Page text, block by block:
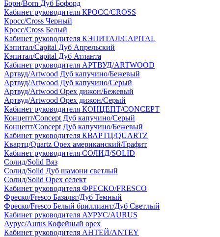
Борн/Born Дуб Бофорд
Кабинет руководителя КРОСС/CROSS
Кросс/Cross Черный
Кросс/Cross Белый
Кабинет руководителя КЭПИТАЛ/CAPITAL
Кэпитал/Capital Дуб Апрельский
Кэпитал/Capital Дуб Атланта
Кабинет руководителя АРТВУД/ARTWOOD
Артвуд/Artwood Дуб капучино/Бежевый
Артвуд/Artwood Дуб капучино/Серый
Артвуд/Artwood Орех дижон/Бежевый
Артвуд/Artwood Орех дижон/Серый
Кабинет руководителя КОНЦЕПТ/CONCEPT
Концепт/Concept Дуб капучино/Серый
Концепт/Concept Дуб капучино/Бежевый
Кабинет руководителя КВАРТЦ/QUARTZ
Квартц/Quartz Орех американский/Графит
Кабинет руководителя СОЛИД/SOLID
Солид/Solid Вяз
Солид/Solid Дуб шамони светлый
Солид/Solid Орех селект
Кабинет руководителя ФРЕСКО/FRESCO
Фреско/Fresco Базальт/Дуб Темный
Фреско/Fresco Белый бриллиант/Дуб Светлый
Кабинет руководителя АУРУС/AURUS
Аурус/Aurus Кофейный орех
Кабинет руководителя АНТЕЙ/ANTEY